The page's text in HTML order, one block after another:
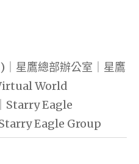
星鷹總部辦公室｜星鷹
World
Starry Eagle
Eagle Group